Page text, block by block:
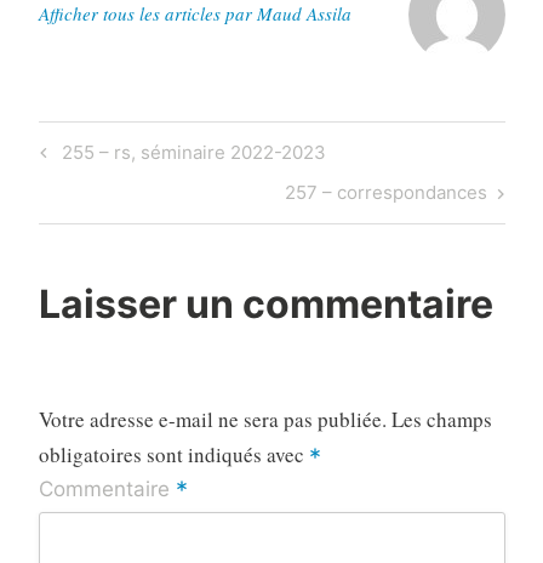
Afficher tous les articles par Maud Assila
Navigation
Previous
255 – rs, séminaire 2022-2023
Next
Post
257 – correspondances
Laisser un commentaire
Votre adresse e-mail ne sera pas publiée. Les champs
obligatoires sont indiqués avec *
Commentaire *